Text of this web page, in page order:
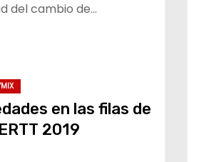
del cambio de…
en las filas de
2019